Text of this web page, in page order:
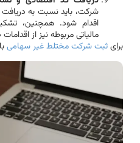
شرکت، باید نسبت به دریافت
اقدام شود. همچنین،
مالیاتی مربوطه نیز از
برایثبت شرکت مختلط غیر سهامی